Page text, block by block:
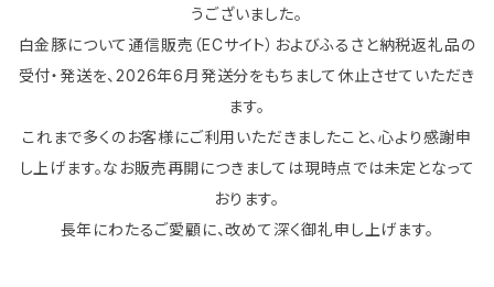
うございました。
白金豚について通信販売（ECサイト）およびふるさと納税返礼品の
受付・発送を、2026年6月発送分をもちまして休止させていただき
ます。
これまで多くのお客様にご利用いただきましたこと、心より感謝申
し上げます。なお販売再開につきましては現時点では未定となって
おります。
長年にわたるご愛顧に、改めて深く御礼申し上げます。